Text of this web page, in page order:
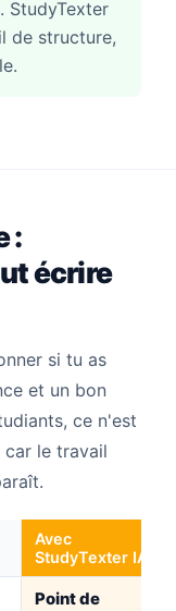
StudyTexter
de structure,
:
écrire
si tu as
et un bon
ce n'est
le travail
Avec
StudyTexter IA
Point de